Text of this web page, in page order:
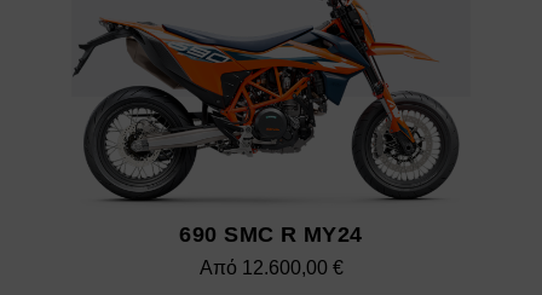
690 SMC R MY24
Από 12.600,00 €